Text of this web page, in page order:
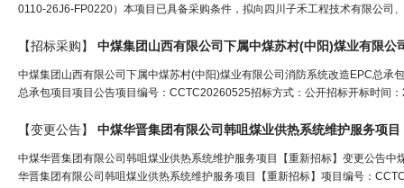
0110-26J6-FP0220）本项目已具备采购条件，拟向四川子禾工程技术有限公司
【招标采购】 中煤集团山西有限公司下属中煤苏村(中阳)煤业有限
中煤集团山西有限公司下属中煤苏村(中阳)煤业有限公司消防系统改造EPC总
总承包项目项目公告项目编号：CCTC20260525招标方式：公开招标开标时间
【变更公告】 中煤华晋集团有限公司韩咀煤业供热系统维护服务项
中煤华晋集团有限公司韩咀煤业供热系统维护服务项目【重新招标】变更公告
华晋集团有限公司韩咀煤业供热系统维护服务项目【重新招标】项目编号：